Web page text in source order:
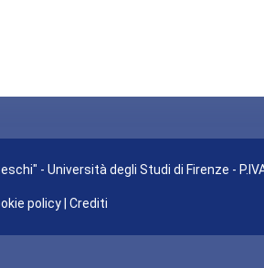
- Università degli Studi di Firenze -
policy Crediti